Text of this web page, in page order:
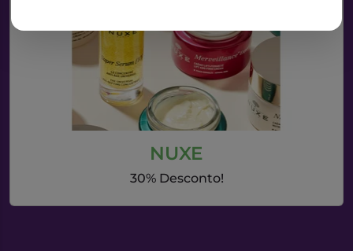
NUXE
30% Desconto!